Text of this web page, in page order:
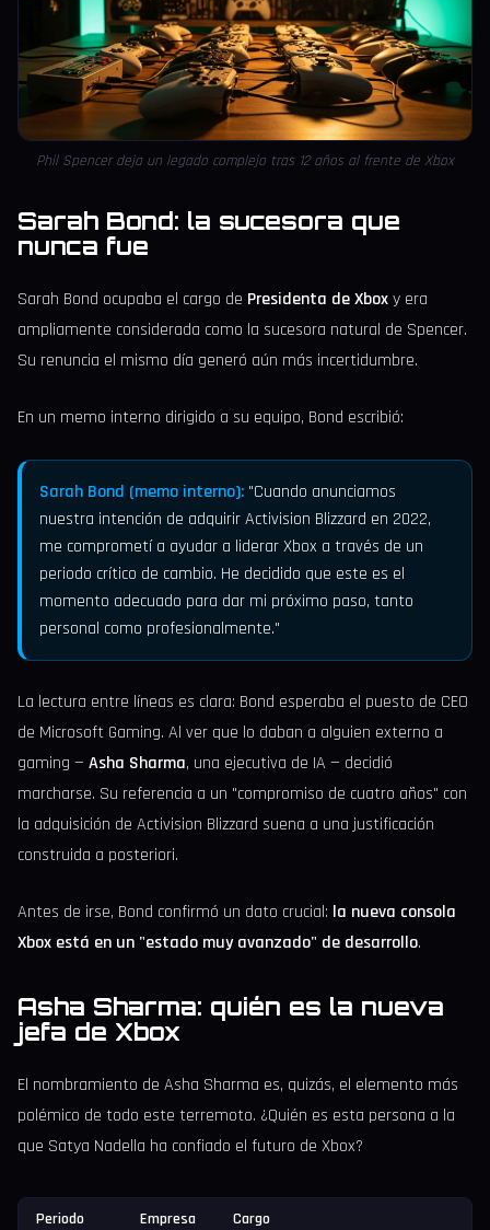
Phil Spencer deja un legado complejo tras 12 años al frente de Xbox
Sarah Bond: la sucesora que
nunca fue
Sarah Bond ocupaba el cargo de Presidenta de Xboxy era
ampliamente considerada como la sucesora natural de Spencer.
Su renuncia el mismo día generó aún más incertidumbre.
En un memo interno dirigido a su equipo, Bond escribió:
Sarah Bond (memo interno): "Cuando anunciamos
nuestra intención de adquirir Activision Blizzard en 2022,
me comprometí a ayudar a liderar Xbox a través de un
periodo crítico de cambio. He decidido que este es el
momento adecuado para dar mi próximo paso, tanto
personal como profesionalmente."
La lectura entre líneas es clara: Bond esperaba el puesto de CEO
de Microsoft Gaming. Al ver que lo daban a alguien externo a
gaming — Asha Sharma, una ejecutiva de IA — decidió
marcharse. Su referencia a un "compromiso de cuatro años" con
la adquisición de Activision Blizzard suena a una justificación
construida a posteriori.
Antes de irse, Bond confirmó un dato crucial: la nueva consola
Xbox está en un "estado muy avanzado" de desarrollo.
Asha Sharma: quién es la nueva
jefa de Xbox
El nombramiento de Asha Sharma es, quizás, el elemento más
polémico de todo este terremoto. ¿Quién es esta persona a la
que Satya Nadella ha confiado el futuro de Xbox?
Periodo Empresa Cargo